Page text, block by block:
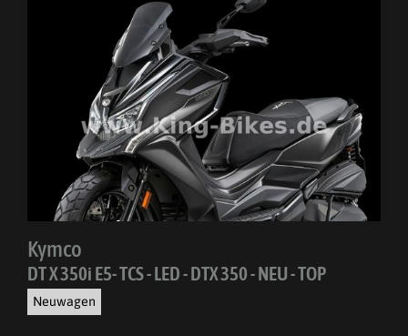
Kymco
DT X 350i E5- TCS - LED - DTX 350 - NEU - TOP
Neuwagen